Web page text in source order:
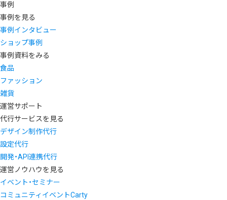
事例
事例を見る
事例インタビュー
ショップ事例
事例資料をみる
食品
ファッション
雑貨
運営サポート
代行サービスを見る
デザイン制作代行
設定代行
開発・API連携代行
運営ノウハウを見る
イベント・セミナー
コミュニティイベントCarty